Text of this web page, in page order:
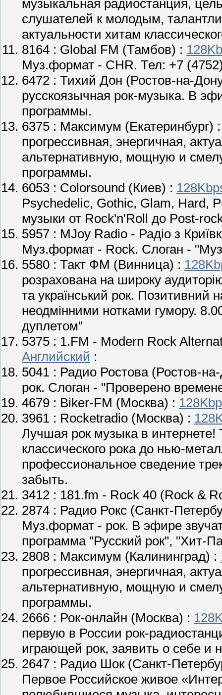
музыкальная радиостанция,
слушателей к молодым,
актуальности хитам
8164 : Global FM (Тамбов) :
Муз.формат - CHR. Тел: +7
6472 : Тихий Дон (Ростов-на-
русскоязычная рок-музыка. В
программы.
6375 : Максимум (Екатеринбург)
прогрессивная, энергичная,
альтернативную, мощную и
программы.
6053 : Colorsound (Киев) :
Psychedelic, Gothic, Glam, Hard,
музыки от Rock'n'Roll до Post-
5957 : MJoy Radio - Радіо з
Муз.формат - Rock. Слоган -
5580 : Такт ФМ (Винница) :
розрахована на широку
та український рок. Позитивний
неодмінними нотками гумору.
дуплетом"
5375 : 1.FM - Modern Rock
Английский :
5041 : Радио Ростова(Ростов-
рок. Слоган - "Проверено
4679 : Biker-FM (Москва) :
3961 : Rocketradio (Москва) :
Лучшая рок музыка в
классического рока до нью-
профессиональное сведение
забыть.
3412 : 181.fm - Rock 40 (Rock &
2874 : Радио Рокс (Санкт-
Муз.формат - рок. В эфире
программа "Русский рок", "Хит-
2808 : Максимум (Калининград) :
прогрессивная, энергичная,
альтернативную, мощную и
программы.
2666 : Рок-онлайн (Москва) :
первую в России рок-
играющей рок, заявить о себе и
2647 : Радио Шок(Санкт-
Первое Российское живое